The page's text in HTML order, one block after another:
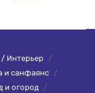
/ Интерьер /
и санфаянс /
и огород
/